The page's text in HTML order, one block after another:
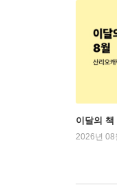
이달의 책
2026년 08